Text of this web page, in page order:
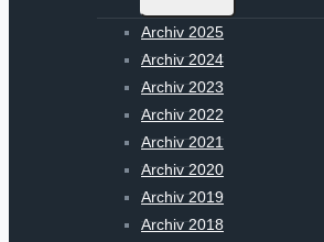
Archiv 2025
Archiv 2024
Archiv 2023
Archiv 2022
Archiv 2021
Archiv 2020
Archiv 2019
Archiv 2018